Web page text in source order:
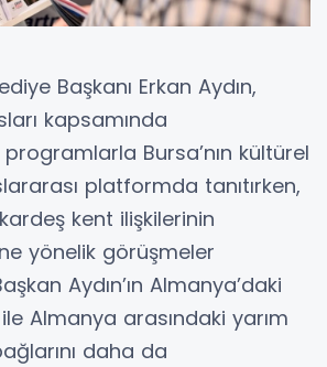
Başkanı Erkan Aydın,
kapsamında
Bursa’nın kültürel
platformda tanıtırken,
kent ilişkilerinin
yönelik görüşmeler
Aydın’ın Almanya’daki
Almanya arasındaki yarım
daha da